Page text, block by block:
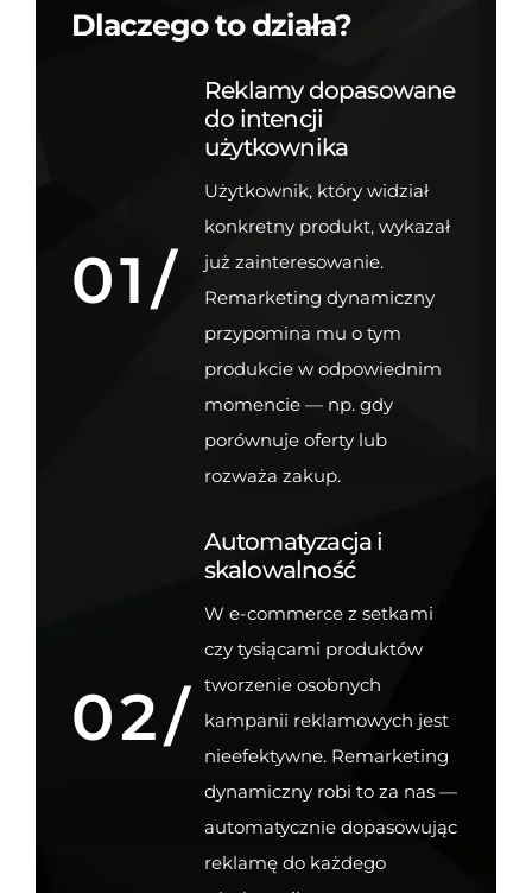
Dlaczego to działa?
01/
Reklamy dopasowane
do intencji
użytkownika
Użytkownik, który widział
konkretny produkt, wykazał
już zainteresowanie.
Remarketing dynamiczny
przypomina mu o tym
produkcie w odpowiednim
momencie — np. gdy
porównuje oferty lub
rozważa zakup.
02/
Automatyzacja i
skalowalność
W e-commerce z setkami
czy tysiącami produktów
tworzenie osobnych
kampanii reklamowych jest
nieefektywne. Remarketing
dynamiczny robi to za nas —
automatycznie dopasowując
reklamę do każdego